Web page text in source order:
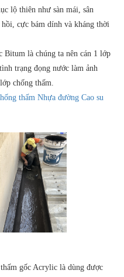
lộ thiên như sàn mái, sân
cực bám dính và kháng thời
Bitum là chúng ta nên cán 1 lớp
trạng đọng nước làm ảnh
chống thấm.
thấm Nhựa đường Cao su
gốc Acrylic là dùng được